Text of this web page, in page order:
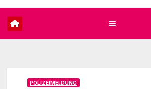
POLIZEIMELDUNG